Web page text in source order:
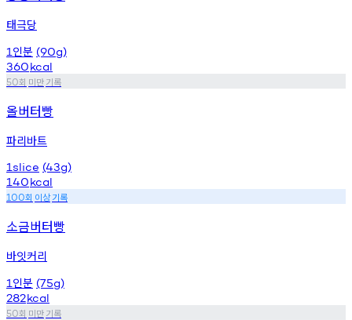
태극당
1 인분 (90g)
360kcal
50회 미만기록
올버터빵
파리바트
1slice (43g)
140kcal
100회 이상기록
소금버터빵
바잇커리
1 인분 (75g)
282kcal
50회 미만기록